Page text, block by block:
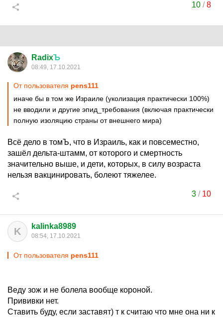
10 /8
RadixЪ
08:49, 17.10.2021
От пользователя pens111
иначе бы в том же Израиле (уколизация практически 100%)
не вводили и другие эпид_требования (включая практически
полную изоляцию страны от внешнего мира)
Всё дело в томЪ, что в Израиль, как и повсеместно,
зашёл дельта-штамм, от которого и смертность
значительно выше, и дети, которых, в силу возраста
нельзя вакцинировать, болеют тяжелее.
3 / 10
K kalinka8989
08:54, 17.10.2021
От пользователя pens111
Веду зож и не болела вообще короной.
Прививки нет.
Ставить буду, если заставят) т к считаю что мне она ни к